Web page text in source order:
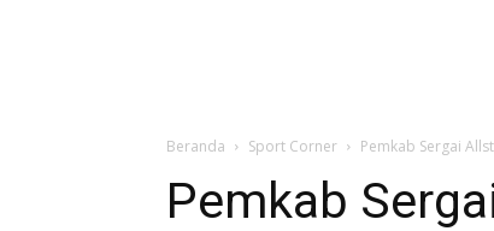
Beranda Sport Corner Pemkab Sergai
Pemkab